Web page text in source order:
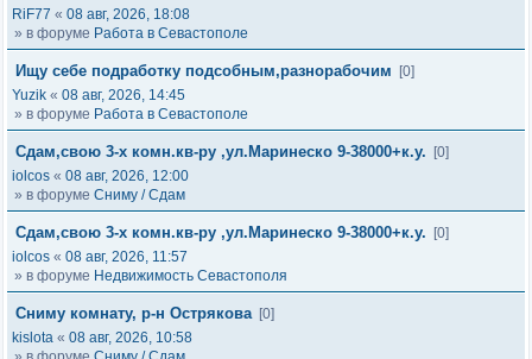
RiF77 « 08 авг, 2026, 18:08
» в форуме Работа в Севастополе
Ищу себе подработку подсобным,разнорабочим
[0]
Yuzik « 08 авг, 2026, 14:45
» в форуме Работа в Севастополе
Сдам,свою 3-х комн.кв-ру ,ул.Маринеско 9-38000+к.у.
[0]
iolcos « 08 авг, 2026, 12:00
» в форуме Сниму / Сдам
Сдам,свою 3-х комн.кв-ру ,ул.Маринеско 9-38000+к.у.
[0]
iolcos « 08 авг, 2026, 11:57
» в форуме Недвижимость Севастополя
Сниму комнату, р-н Острякова [0]
kislota « 08 авг, 2026, 10:58